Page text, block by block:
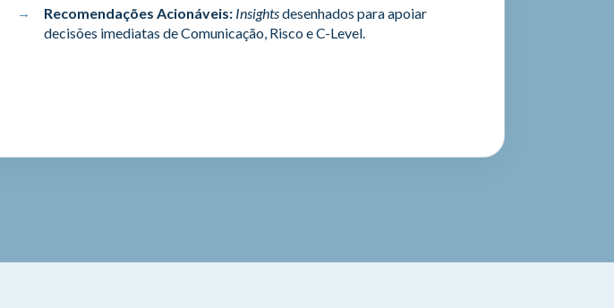
Recomendações Acionáveis: Insightsdesenhados para apoiar
decisões imediatas de Comunicação, Risco e C-Level.